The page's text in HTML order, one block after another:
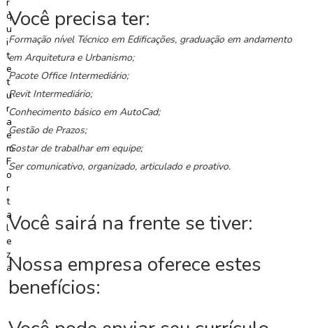
s
N
o
t
í
c
i
a
s
p
W
h
a
t
Você precisa ter:
Formação nível Técnico em Edificações, graduação em andamento
em Arquitetura e Urbanismo;
Pacote Office Intermediário;
Revit Intermediário;
Conhecimento básico em AutoCad;
Gestão de Prazos;
Gostar de trabalhar em equipe;
Ser comunicativo, organizado, articulado e proativo.
Você sairá na frente se tiver:
Nossa empresa oferece estes
benefícios: